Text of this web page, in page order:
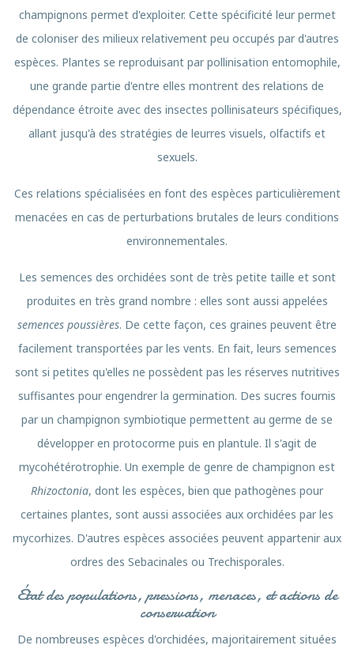
champignons permet d'exploiter. Cette spécificité leur permet
de coloniser des milieux relativement peu occupés par d'autres
espèces. Plantes se reproduisant par pollinisation entomophile,
une grande partie d'entre elles montrent des relations de
dépendance étroite avec des insectes pollinisateurs spécifiques,
allant jusqu'à des stratégies de leurres visuels, olfactifs et
sexuels.
Ces relations spécialisées en font des espèces particulièrement
menacées en cas de perturbations brutales de leurs conditions
environnementales.
Les semences des orchidées sont de très petite taille et sont
produites en très grand nombre : elles sont aussi appelées
semences poussières. De cette façon, ces graines peuvent être
facilement transportées par les vents. En fait, leurs semences
sont si petites qu'elles ne possèdent pas les réserves nutritives
suffisantes pour engendrer la germination. Des sucres fournis
par un champignon symbiotique permettent au germe de se
développer en protocorme puis en plantule. Il s'agit de
mycohétérotrophie. Un exemple de genre de champignon est
Rhizoctonia, dont les espèces, bien que pathogènes pour
certaines plantes, sont aussi associées aux orchidées par les
mycorhizes. D'autres espèces associées peuvent appartenir aux
ordres des Sebacinales ou Trechisporales.
État des populations, pressions, menaces, et actions de
conservation
De nombreuses espèces d'orchidées, majoritairement situées